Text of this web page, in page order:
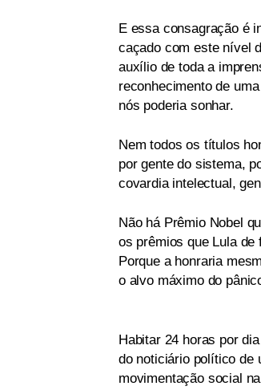
E essa consagração é
caçado com este nível
auxílio de toda a
reconhecimento de
nós poderia sonhar.
Nem todos os títulos
por gente do sistema,
covardia intelectual,
Não há Prêmio Nobel
os prêmios que Lula de
Porque a honraria
o alvo máximo do
Habitar 24 horas por
do noticiário político de
movimentação social